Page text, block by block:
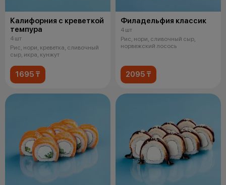
Калифорния с креветкой
темпура
4 шт
Рис, нори, креветка, сливочный
сыр, икра, кунжут
1695 ₸
Филадельфия классик
4 шт
Рис, нори, сливочный сыр,
норвежский лосось
2095 ₸